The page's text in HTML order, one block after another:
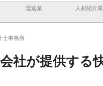
運送業 人材紹介業
士事務所
社が提供する